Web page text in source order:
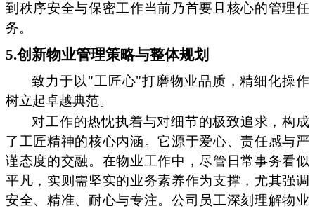
到秩序安全与保密工作当前乃首要且核心的管理任
务。
5.创新物业管理策略与整体规划
致力于以"工匠心"打磨物业品质，精细化操作
树立起卓越典范。
对工作的热忱执着与对细节的极致追求，构成
了工匠精神的核心内涵。它源于爱心、责任感与严
谨态度的交融。在物业工作中，尽管日常事务看似
平凡，实则需坚实的业务素养作为支撑，尤其强调
安全、精准、耐心与专注。公司员工深刻理解物业